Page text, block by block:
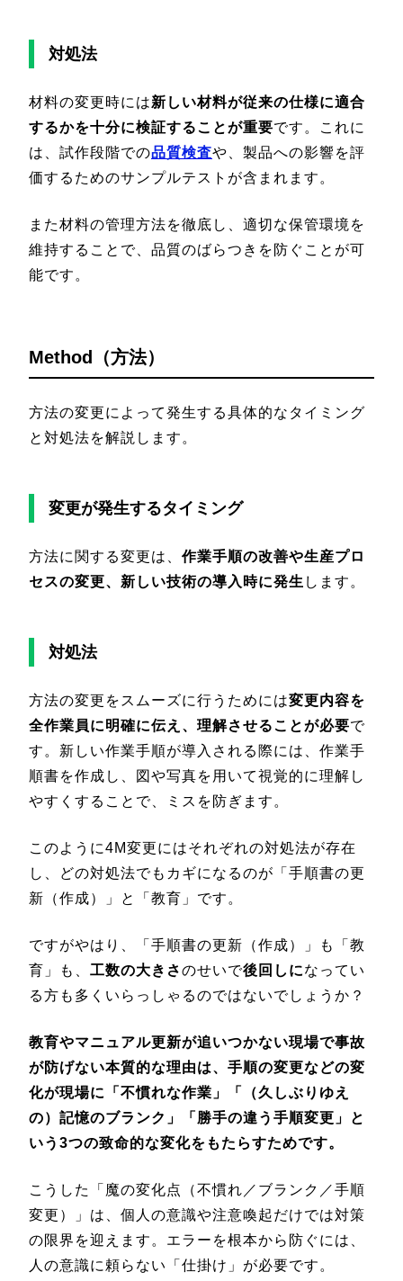
対処法
材料の変更時には新しい材料が従来の仕様に適合
するかを十分に検証することが重要です。これに
は、試作段階での品質検査や、製品への影響を評
価するためのサンプルテストが含まれます。
また材料の管理方法を徹底し、適切な保管環境を
維持することで、品質のばらつきを防ぐことが可
能です。
Method（方法）
方法の変更によって発生する具体的なタイミング
と対処法を解説します。
変更が発生するタイミング
方法に関する変更は、 作業手順の改善や生産プロ
セスの変更、新しい技術の導入時に発生 します。
対処法
方法の変更をスムーズに行うためには変更内容を
全作業員に明確に伝え、理解させることが必要で
す。新しい作業手順が導入される際には、作業手
順書を作成し、図や写真を用いて視覚的に理解し
やすくすることで、ミスを防ぎます。
このように4M変更にはそれぞれの対処法が存在
し、どの対処法でもカギになるのが「手順書の更
新（作成）」と「教育」です。
ですがやはり、「手順書の更新（作成）」も「教
育」も、 工数の大きさのせいで後回しになってい
る方も多くいらっしゃるのではないでしょうか？
教育やマニュアル更新が追いつかない現場で事故
が防げない本質的な理由は、手順の変更などの変
化が現場に「不慣れな作業」「（久しぶりゆえ
の）記憶のブランク」「勝手の違う手順変更」と
いう3つの致命的な変化をもたらすためです。
こうした「魔の変化点（不慣れ／ブランク／手順
変更）」は、個人の意識や注意喚起だけでは対策
の限界を迎えます。エラーを根本から防ぐには、
人の意識に頼らない「仕掛け」が必要です。